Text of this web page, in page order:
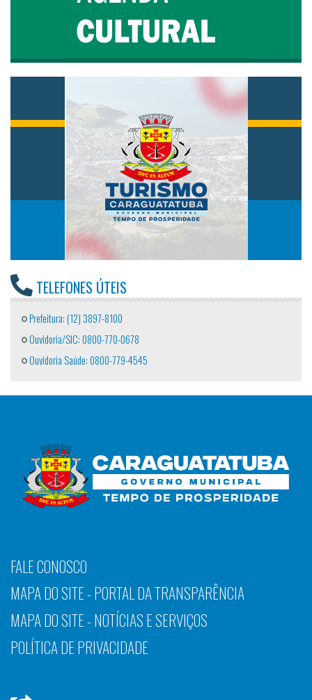
TELEFONES ÚTEIS
Prefeitura: (12) 3897-8100
Ouvidoria/SIC: 0800-770-0678
Ouvidoria Saúde: 0800-779-4545
FALE CONOSCO
MAPA DO SITE - PORTAL DA TRANSPARÊNCIA
MAPA DO SITE - NOTÍCIAS E SERVIÇOS
POLÍTICA DE PRIVACIDADE